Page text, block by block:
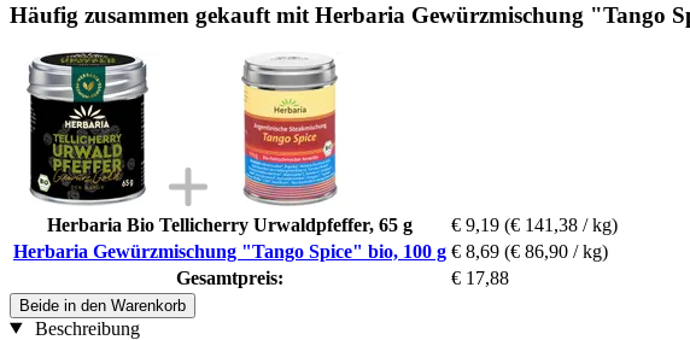
Häufig zusammen gekauft mit Herbaria Gewürzmischung "Tango
Herbaria Bio Tellicherry Urwaldpfeffer, 65 g € 9,19 (€ 141,38 / kg)
Herbaria Gewürzmischung "Tango Spice" bio, 100 g € 8,69 (€ 86,90 / kg)
Gesamtpreis:
€ 17,88
Beide in den Warenkorb
Beschreibung